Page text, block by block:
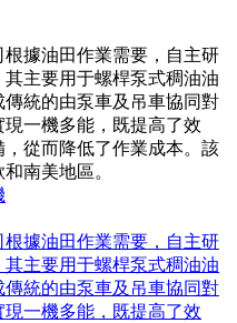
據油田作業需要，自主研
主要用于螺桿泵式稠油油
統的由泵車及吊車協同對
一機多能，既提高了效
從而降低了作業成本。該
南美地區。
據油田作業需要，自主研
主要用于螺桿泵式稠油油
統的由泵車及吊車協同對
一機多能，既提高了效